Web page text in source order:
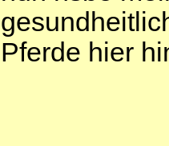
Pferde hier